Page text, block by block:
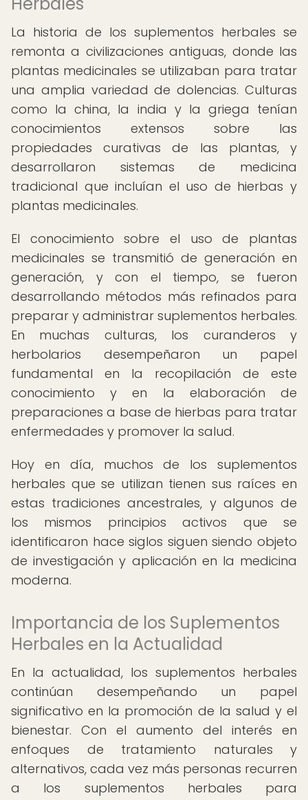
La historia de los suplementos herbales se
remonta a civilizaciones antiguas, donde las
plantas medicinales se utilizaban para tratar
una amplia variedad de dolencias. Culturas
como la china, la india y la griega tenían
conocimientos extensos sobre las
propiedades curativas de las plantas, y
desarrollaron sistemas de medicina
tradicional que incluían el uso de hierbas y
plantas medicinales.
El conocimiento sobre el uso de plantas
medicinales se transmitió de generación en
generación, y con el tiempo, se fueron
desarrollando métodos más refinados para
preparar y administrar suplementos herbales.
En muchas culturas, los curanderos y
herbolarios desempeñaron un papel
fundamental en la recopilación de este
conocimiento y en la elaboración de
preparaciones a base de hierbas para tratar
enfermedades y promover la salud.
Hoy en día, muchos de los suplementos
herbales que se utilizan tienen sus raíces en
estas tradiciones ancestrales, y algunos de
los mismos principios activos que se
identificaron hace siglos siguen siendo objeto
de investigación y aplicación en la medicina
moderna.
Importancia de los Suplementos
Herbales en la Actualidad
En la actualidad, los suplementos herbales
continúan desempeñando un papel
significativo en la promoción de la salud y el
bienestar. Con el aumento del interés en
enfoques de tratamiento naturales y
alternativos, cada vez más personas recurren
a los suplementos herbales para